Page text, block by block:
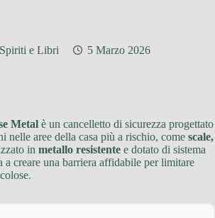
e Libri 5 Marzo 2026
Metal è un cancelletto di sicurezza progettato
nelle aree della casa più a rischio, come scale,
in metallo resistente e dotato di sistema
a creare una barriera affidabile per limitare